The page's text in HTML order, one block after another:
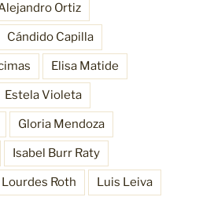
Ortiz
Cándido Capilla
Elisa Matide
Estela Violeta
Gloria Mendoza
Isabel Burr Raty
Lourdes Roth Luis Leiva